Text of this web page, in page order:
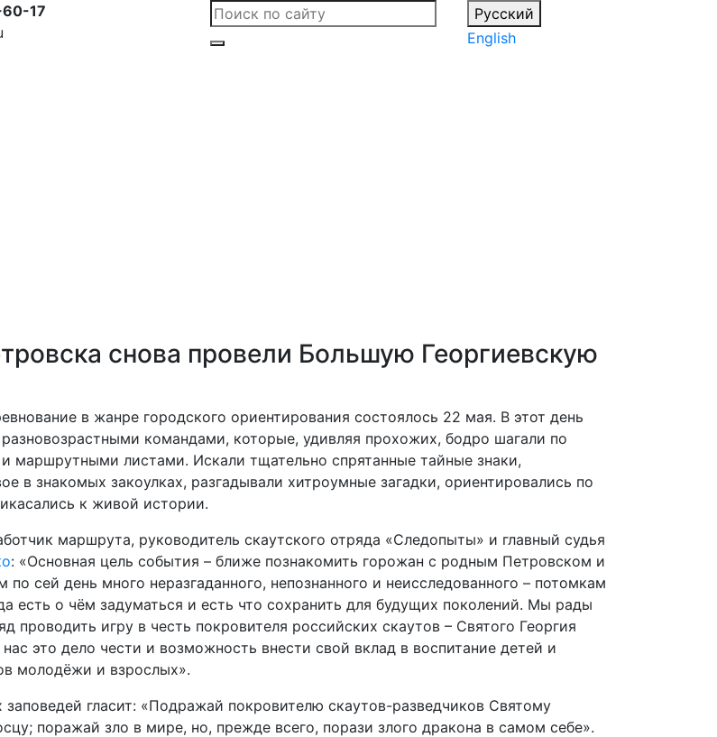
17
Русский
English
снова провели Большую Георгиевскую
в жанре городского ориентирования состоялось 22 мая. В этот день
разновозрастными командами, которые, удивляя прохожих, бодро шагали по
маршрутными листами. Искали тщательно спрятанные тайные знаки,
в знакомых закоулках, разгадывали хитроумные загадки, ориентировались по
к живой истории.
маршрута, руководитель скаутского отряда «Следопыты» и главный судья
: «Основная цель события – ближе познакомить горожан с родным Петровском и
по сей день много неразгаданного, непознанного и неисследованного – потомкам
есть о чём задуматься и есть что сохранить для будущих поколений. Мы рады
проводить игру в честь покровителя российских скаутов – Святого Георгия
это дело чести и возможность внести свой вклад в воспитание детей и
молодёжи и взрослых».
заповедей гласит: «Подражай покровителю скаутов-разведчиков Святому
поражай зло в мире, но, прежде всего, порази злого дракона в самом себе».